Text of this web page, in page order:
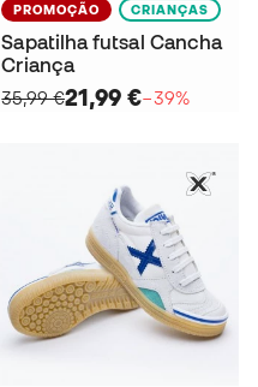
PROMOÇÃO CRIANÇAS
Sapatilha futsal Cancha
Criança
35,99 €21,99 €−39%